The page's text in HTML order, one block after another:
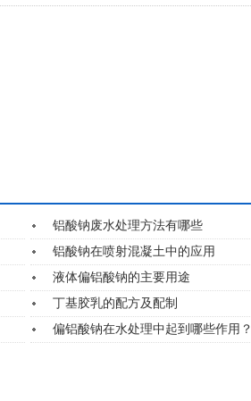
铝酸钠废水处理方法有哪些
铝酸钠在喷射混凝土中的应用
液体偏铝酸钠的主要用途
丁基胶乳的配方及配制
偏铝酸钠在水处理中起到哪些作用？